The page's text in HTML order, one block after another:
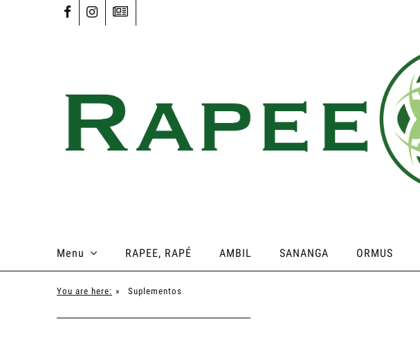
Menu RAPEE, RAPÉ AMBIL SANANGA ORMUS
You are here: » Suplementos